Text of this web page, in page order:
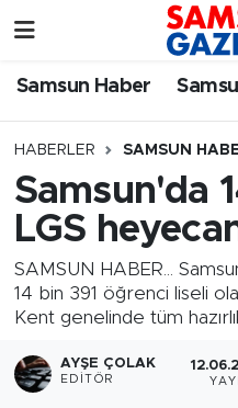
Samsun Haber
HABERLER SAMSUN
Samsun'da
LGS
SAMSUN HABER...
14 bin 391 öğrenci liseli
Kent genelinde tüm
AYŞE ÇOLAK
EDITÖR
Samsun Haber
Samsun Rehberi
Resmi İlanlar
Samsun Nöbetçi
SAMSUN Namaz
Samsun Trafik
Süper Lig Puan
Tüm Manşetler